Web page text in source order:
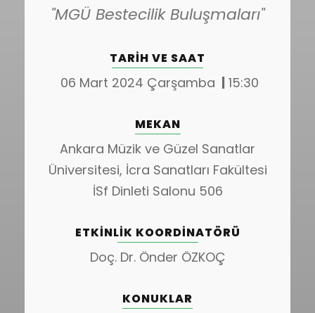
"MGÜ Bestecilik Buluşmaları"
TARIH VE SAAT
06 Mart 2024 Çarşamba | 15:30
MEKAN
Ankara Müzik ve Güzel Sanatlar
Üniversitesi, İcra Sanatları Fakültesi
İSf Dinleti Salonu 506
ETKINLIK KOORDINATÖRÜ
Doç. Dr. Önder ÖZKOÇ
KONUKLAR